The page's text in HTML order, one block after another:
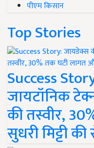
पीएम किसान
Top Stories
Success
जायटॉनिक
की तस्वीर,
सुधरी मिट्टी